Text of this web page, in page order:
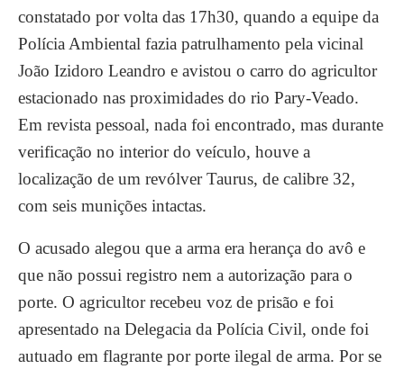
constatado por volta das 17h30, quando a equipe da
Polícia Ambiental fazia patrulhamento pela vicinal
João Izidoro Leandro e avistou o carro do agricultor
estacionado nas proximidades do rio Pary-Veado.
Em revista pessoal, nada foi encontrado, mas durante
verificação no interior do veículo, houve a
localização de um revólver Taurus, de calibre 32,
com seis munições intactas.
O acusado alegou que a arma era herança do avô e
que não possui registro nem a autorização para o
porte. O agricultor recebeu voz de prisão e foi
apresentado na Delegacia da Polícia Civil, onde foi
autuado em flagrante por porte ilegal de arma. Por se